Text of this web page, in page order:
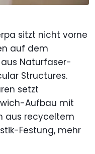
sitzt nicht vorne
auf dem
Naturfaser-
Structures.
setzt
Aufbau mit
aus recyceltem
Festung, mehr